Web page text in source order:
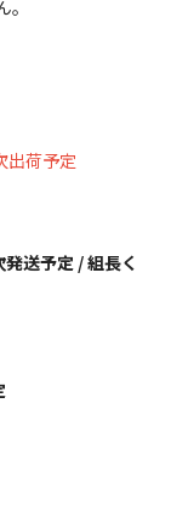
出荷予定
送予定 / 組長く